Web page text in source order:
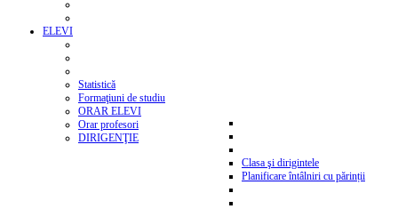
ELEVI
Statistică
Formaţiuni de studiu
ORAR ELEVI
Orar profesori
DIRIGENŢIE
Clasa şi dirigintele
Planificare întâlniri cu părinții